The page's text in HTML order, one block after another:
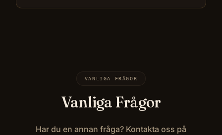
VANLIGA FRÅGOR
Vanliga Frågor
Har du en annan fråga? Kontakta oss på